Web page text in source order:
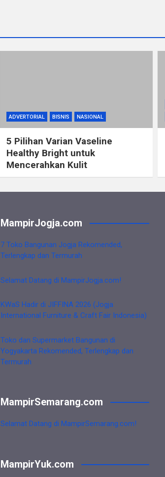
ADVERTORIAL BISNIS NASIONAL
5 Pilihan Varian Vaseline
Healthy Bright untuk
Mencerahkan Kulit
MampirJogja.com
7 Toko Bangunan Jogja Rekomended,
Terlengkap dan Termurah
Selamat Datang di MampirJogja.com!
KWaS Hadir di JIFFINA 2026 (Jogja
International Furniture & Craft Fair Indonesia)
Toko dan Supermarket Bangunan di
Yogyakarta Rekomended, Terlengkap dan
Termurah
MampirSemarang.com
Selamat Datang di MampirSemarang.com!
MampirYuk.com